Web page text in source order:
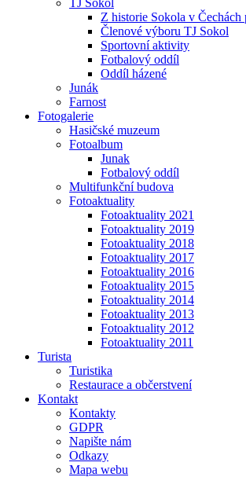
TJ Sokol
Z historie Sokola v Čechách
Členové výboru TJ Sokol
Sportovní aktivity
Fotbalový oddíl
Oddíl házené
Junák
Farnost
Fotogalerie
Hasičské muzeum
Fotoalbum
Junak
Fotbalový oddíl
Multifunkční budova
Fotoaktuality
Fotoaktuality 2021
Fotoaktuality 2019
Fotoaktuality 2018
Fotoaktuality 2017
Fotoaktuality 2016
Fotoaktuality 2015
Fotoaktuality 2014
Fotoaktuality 2013
Fotoaktuality 2012
Fotoaktuality 2011
Turista
Turistika
Restaurace a občerstvení
Kontakt
Kontakty
GDPR
Napište nám
Odkazy
Mapa webu